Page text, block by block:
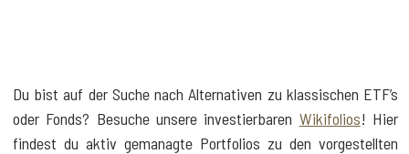
Du bist auf der Suche nach Alternativen zu klassischen ETF’s
oder Fonds? Besuche unsere investierbaren Wikifolios! Hier
findest du aktiv gemanagte Portfolios zu den vorgestellten